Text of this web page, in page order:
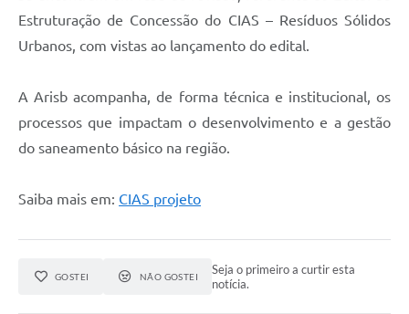
Estruturação de Concessão do CIAS – Resíduos Sólidos
Urbanos, com vistas ao lançamento do edital.
A Arisb acompanha, de forma técnica e institucional, os
processos que impactam o desenvolvimento e a gestão
do saneamento básico na região.
Saiba mais em: CIAS projeto
GOSTEI NÃO GOSTEI
Seja o primeiro a curtir esta
notícia.